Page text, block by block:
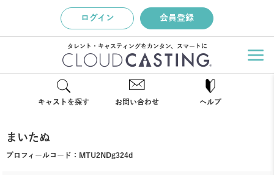
ログイン 会員登録
タレント・キャスティングをカンタン、スマートに
キャストを探す お問い合わせ ヘルプ
まいたぬ
プロフィールコード： MTU2NDg324d